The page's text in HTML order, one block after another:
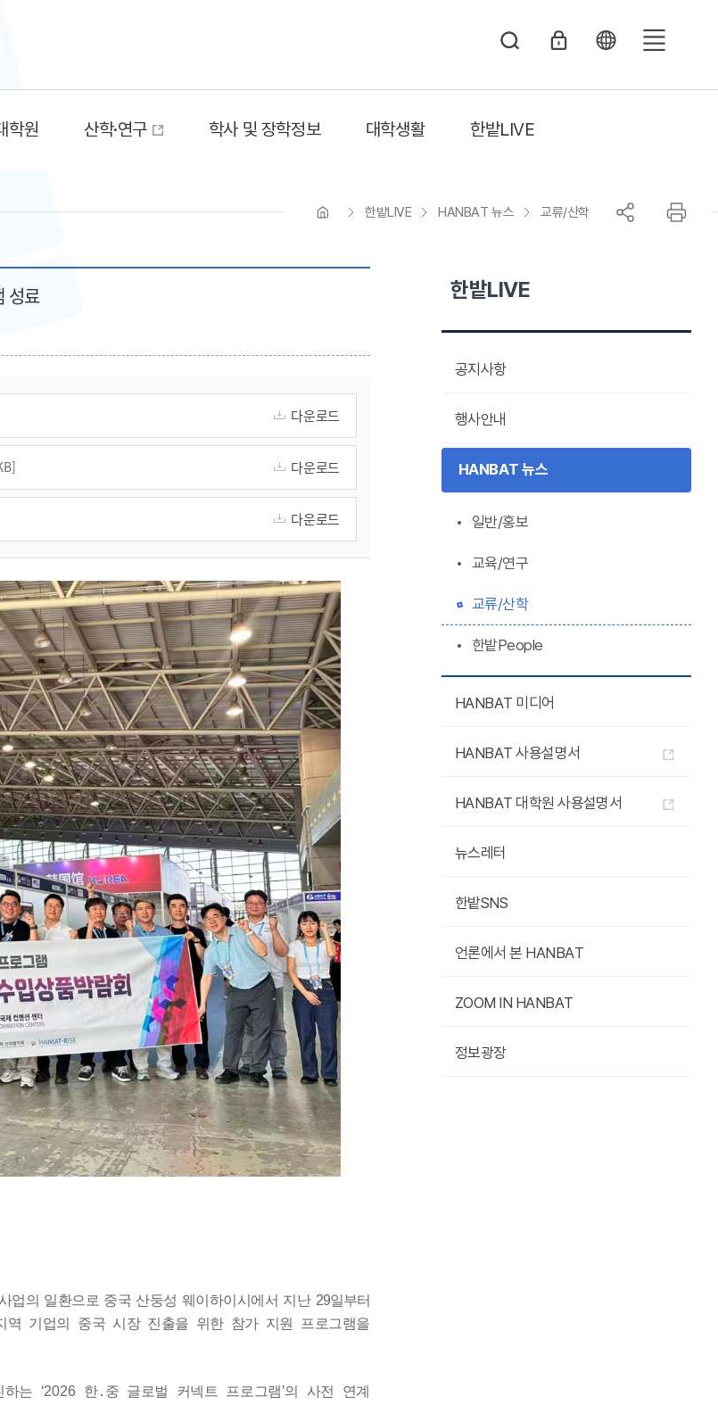
체
학원 산학·연구 학사 및 장학정보 대학생활 한밭LIVE
한밭LIVE HANBAT 뉴스 교류/산학
한밭LIVE
공지사항
행사안내
HANBAT 뉴스
일반/홍보
교육/연구
교류/산학
한밭People
HANBAT 미디어
HANBAT 사용설명서
HANBAT 대학원 사용설명서
뉴스레터
한밭SNS
언론에서 본 HANBAT
ZOOM IN HANBAT
정보광장
성료
다운로드
다운로드
다운로드
사업의 일환으로 중국 산둥성 웨이하이시에서 지난 29일부터
역 기업의 중국 시장 진출을 위한 참가 지원 프로그램을
하는 ‘2026 한․ 중 글로벌 커넥트 프로그램’의 사전 연계